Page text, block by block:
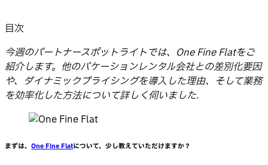
目次
今週のパートナースポットライトでは、One Fine Flatをご
紹介します。他のバケーションレンタル会社との差別化要因
や、ダイナミックプライシングを導入した理由、そして業務
を効率化した方法について詳しく伺いました.
まずは、 One Fine Flatについて、少し教えていただけますか？